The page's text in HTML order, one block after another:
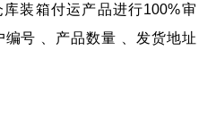
装箱付运产品进行100%审
号 、产品数量 、发货地址